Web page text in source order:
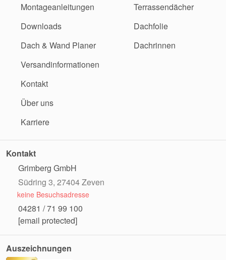
Montageanleitungen
Downloads
Dach & Wand Planer
Versandinformationen
Kontakt
Über uns
Karriere
Terrassendächer
Dachfolie
Dachrinnen
Kontakt
Grimberg GmbH
Südring 3, 27404 Zeven
keine Besuchsadresse
04281 / 71 99 100
[email protected]
Auszeichnungen